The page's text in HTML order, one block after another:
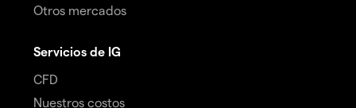
Otros mercados
Servicios de IG
CFD
Nuestros costos